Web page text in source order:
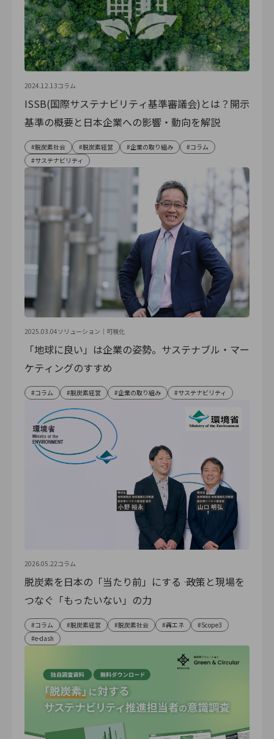
2024.12.13コラム
ISSB(国際サステナビリティ基準審議会)とは？開示
基準の概要と日本企業への影響・動向を解説
脱炭素社会 脱炭素経営 企業の取り組み
コラム
サステナビリティ
2025.03.04ソリューション｜ 可視化
「地球に良い」は企業の姿勢。サステナブル・マー
ケティングのすすめ
コラム 脱炭素経営 企業の取り組み サステナビリティ
2026.05.22コラム
脱炭素を日本の「当たり前」にする ―― 政策と現場を
つなぐ「もったいない」の力
コラム 脱炭素経営 脱炭素社会 再エネ
Scope3
e-dash